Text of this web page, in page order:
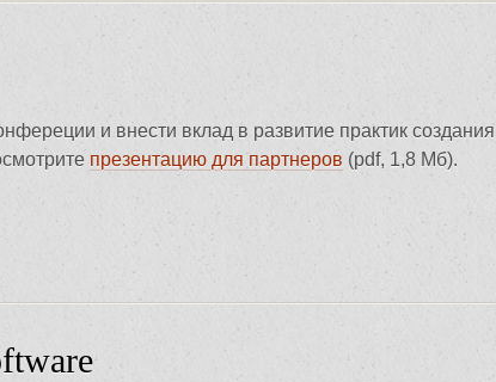
и внести вклад в развитие практик создания
презентацию для партнеров (pdf, 1,8 Мб).